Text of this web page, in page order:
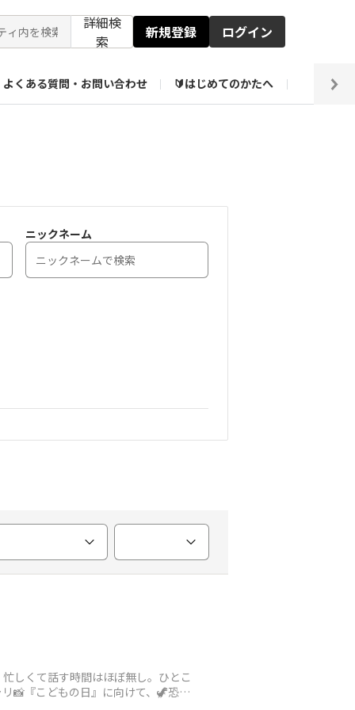
詳細検
索
新規登録 ログイン
よくある質問・お問い合わせ 🔰はじめてのかたへ 編集
ニックネーム
しくて話す時間はほぼ無し。ひとこ
📸『こどもの日』に向けて、🦖恐竜